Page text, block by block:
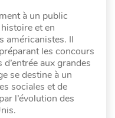
à un public
et en
américanistes. Il
les concours
aux grandes
se destine à un
sociales et de
l’évolution des